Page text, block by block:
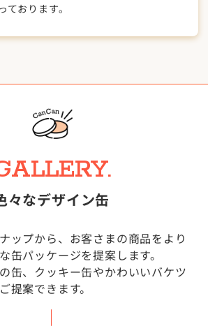
ております。
々なデザイン缶
ップから、お客さまの商品をより
缶パッケージを提案します。
缶、クッキー缶やかわいいバケツ
提案できます。